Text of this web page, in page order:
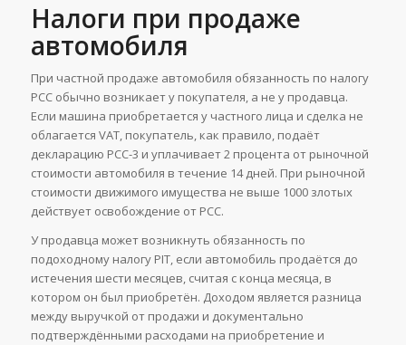
Налоги при продаже
автомобиля
При частной продаже автомобиля обязанность по налогу
PCC обычно возникает у покупателя, а не у продавца.
Если машина приобретается у частного лица и сделка не
облагается VAT, покупатель, как правило, подаёт
декларацию PCC-3 и уплачивает 2 процента от рыночной
стоимости автомобиля в течение 14 дней. При рыночной
стоимости движимого имущества не выше 1000 злотых
действует освобождение от PCC.
У продавца может возникнуть обязанность по
подоходному налогу PIT, если автомобиль продаётся до
истечения шести месяцев, считая с конца месяца, в
котором он был приобретён. Доходом является разница
между выручкой от продажи и документально
подтверждёнными расходами на приобретение и